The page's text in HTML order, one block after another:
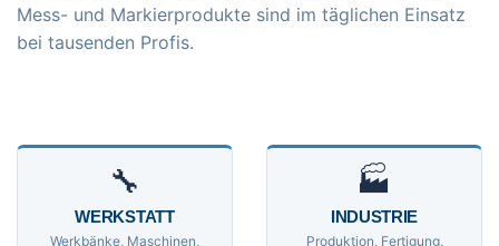
Mess- und Markierprodukte sind im täglichen Einsatz
bei tausenden Profis.
🔧
WERKSTATT
Werkbänke, Maschinen,
🏭
INDUSTRIE
Produktion, Fertigung,